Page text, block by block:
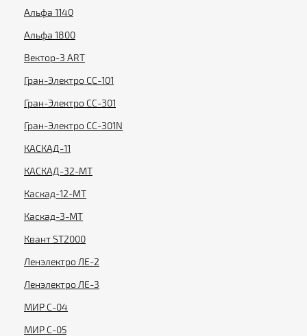
Альфа 1140
Альфа 1800
Вектор-3 ART
Гран-Электро СС-101
Гран-Электро СС-301
Гран-Электро СС-301N
КАСКАД-11
КАСКАД-32-МТ
Каскад-12-МТ
Каскад-3-МТ
Квант ST2000
Ленэлектро ЛЕ-2
Ленэлектро ЛЕ-3
МИР С-04
МИР С-05